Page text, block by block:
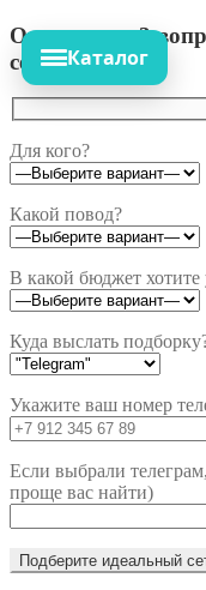
Ответьте на 3
сет!
Для кого?
Какой повод?
В какой бюджет хотите
Куда выслать
Укажите ваш номер
Если выбрали
проще вас найти)
Каталог